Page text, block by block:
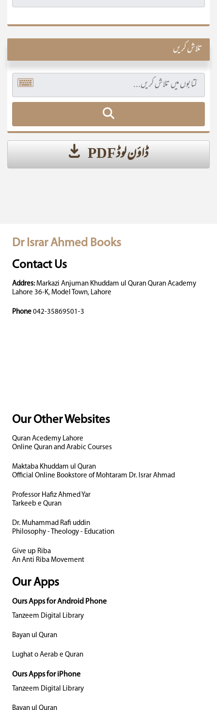
تلاش کریں
ڈاؤن لوڈ PDF
Dr Israr Ahmed Books
Contact Us
Addres: Markazi Anjuman Khuddam ul Quran Quran Academy
Lahore 36-K, Model Town, Lahore
Phone 042-35869501-3
Our Other Websites
Quran Acedemy Lahore
Online Quran and Arabic Courses
Maktaba Khuddam ul Quran
Official Online Bookstore of Mohtaram Dr. Israr Ahmad
Professor Hafiz Ahmed Yar
Tarkeeb e Quran
Dr. Muhammad Rafi uddin
Philosophy - Theology - Education
Give up Riba
An Anti Riba Movement
Our Apps
Ours Apps for Android Phone
Tanzeem Digital Library
Bayan ul Quran
Lughat o Aerab e Quran
Ours Apps for iPhone
Tanzeem Digital Library
Bayan ul Quran